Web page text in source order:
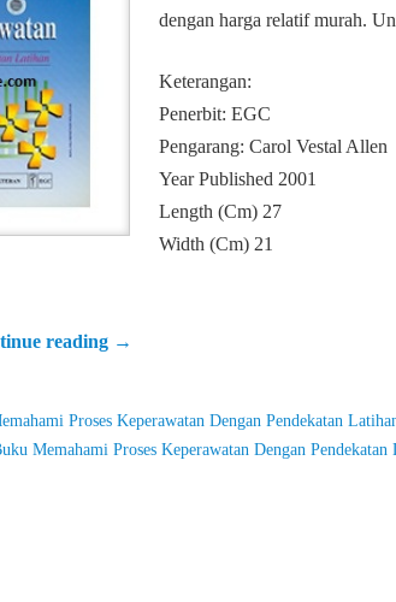
dengan harga relatif murah.
Keterangan:
Penerbit: EGC
Pengarang: Carol Vestal Allen
Year Published 2001
Length (Cm) 27
Width (Cm) 21
reading →
Proses Keperawatan Dengan Pendekatan
Memahami Proses Keperawatan Dengan Pendekatan